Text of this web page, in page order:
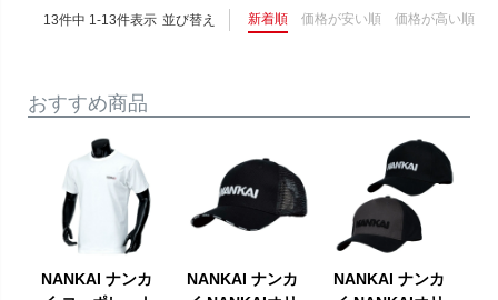
並び替え 新着順 価格が安い順 価格が高い順
13件中 1-13件表示
おすすめ商品
NANKAI ナンカ
NANKAI ナンカ
NANKAI ナンカ